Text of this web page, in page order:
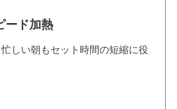
ード加熱
しい朝もセット時間の短縮に役